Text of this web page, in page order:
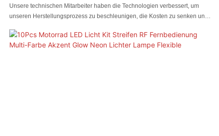
Unsere technischen Mitarbeiter haben die Technologien verbessert, um
unseren Herstellungsprozess zu beschleunigen, die Kosten zu senken und
superschlanke PVC-RGB-LED-Lichtstreifen-Set NEON Two Remote Kit für
Motorrad- und ATV-Fahrzeuge im Bereich der Autobeleuchtungssysteme